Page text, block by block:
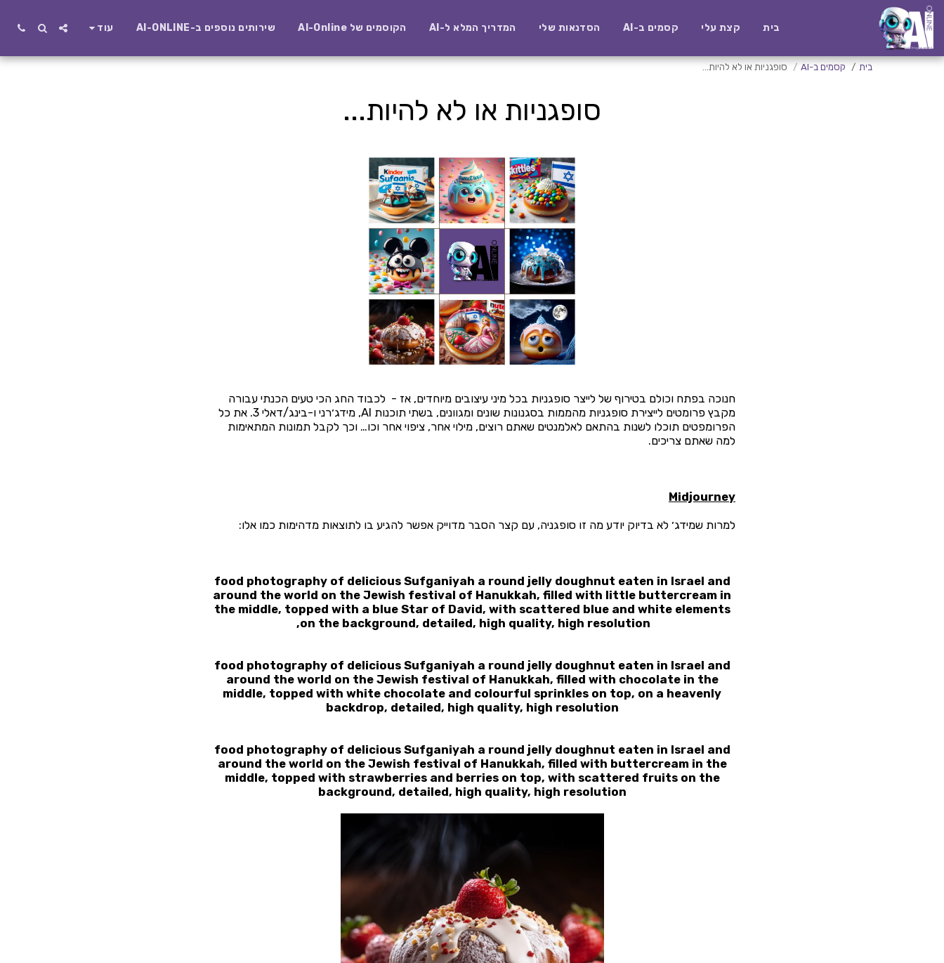
בית קצת עלי קסמים ב-AI הסדנאות שלי המדריך המלא ל-AI הקוסמים של AI-Online שירותים נוספים ב-AI-ONLINE עוד
בית קסמים ב-AI סופגניות או לא להיות...
סופגניות או לא להיות...
חנוכה בפתח וכולם בטירוף של לייצר סופגניות בכל מיני עיצובים מיוחדים, אז - לכבוד החג הכי טעים הכנתי עבורה
מקבץ פרומטים לייצירת סופגניות מהממות בסגנונות שונים ומגוונים, בשתי תוכנות AI, מידג׳רני ו-בינג/דאלי 3. את כל
הפרומפטים תוכלו לשנות בהתאם לאלמנטים שאתם רוצים, מילוי אחר, ציפוי אחר וכו… וכך לקבל תמונות המתאימות
למה שאתם צריכים.
Midjourney
למרות שמידג׳ לא בדיוק יודע מה זו סופגניה, עם קצר הסבר מדוייק אפשר להגיע בו לתוצאות מדהימות כמו אלו:
food photography of delicious Sufganiyah a round jelly doughnut eaten in Israel and
around the world on the Jewish festival of Hanukkah, filled with little buttercream in
the middle, topped with a blue Star of David, with scattered blue and white elements
on the background, detailed, high quality, high resolution,
food photography of delicious Sufganiyah a round jelly doughnut eaten in Israel and
around the world on the Jewish festival of Hanukkah, filled with chocolate in the
middle, topped with white chocolate and colourful sprinkles on top, on a heavenly
backdrop, detailed, high quality, high resolution
food photography of delicious Sufganiyah a round jelly doughnut eaten in Israel and
around the world on the Jewish festival of Hanukkah, filled with buttercream in the
middle, topped with strawberries and berries on top, with scattered fruits on the
background, detailed, high quality, high resolution